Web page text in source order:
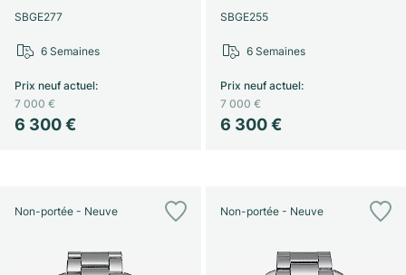
SBGE277
6 300 €
Prix neuf actuel:
7 000 €
6 Semaines
SBGE255
6 300 €
Prix neuf actuel:
7 000 €
6 Semaines
Non-portée - Neuve Non-portée - Neuve